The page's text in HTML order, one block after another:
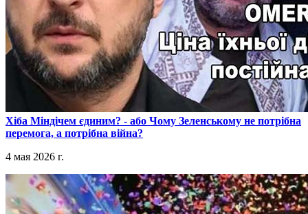
​Хіба Міндічем єдиним? - або Чому Зеленському не потрібна
перемога, а потрібна війна?
4 мая 2026 г.